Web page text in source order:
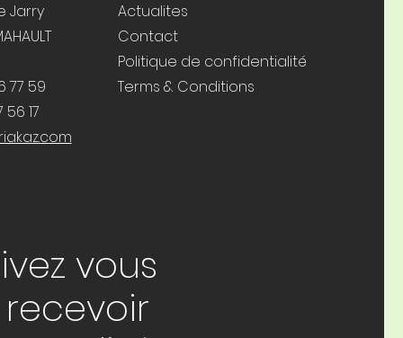
Jarry
77 59
17
Actualites
Contact
Politique de confidentialité
Terms & Conditions
vous